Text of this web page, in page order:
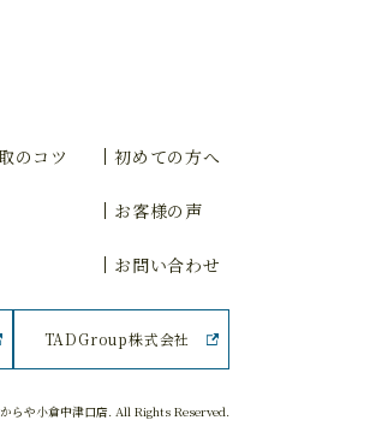
のコツ 初めての方へ
お客様の声
お問い合わせ
TADGroup株式会社
らや小倉中津口店. All Rights Reserved.